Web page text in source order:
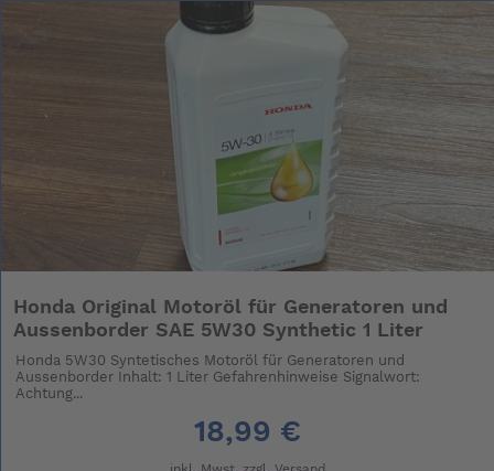
Honda Original Motoröl für Generatoren und
Aussenborder SAE 5W30 Synthetic 1 Liter
Honda 5W30 Syntetisches Motoröl für Generatoren und
Aussenborder Inhalt: 1 Liter Gefahrenhinweise Signalwort:
Achtung...
18,99 €